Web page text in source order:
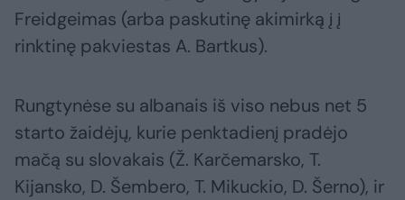
Freidgeimas (arba paskutinę akimirką į į
rinktinę pakviestas A. Bartkus).
Rungtynėse su albanais iš viso nebus net 5
starto žaidėjų, kurie penktadienį pradėjo
mačą su slovakais (Ž. Karčemarsko, T.
Kijansko, D. Šembero, T. Mikuckio, D. Šerno), ir